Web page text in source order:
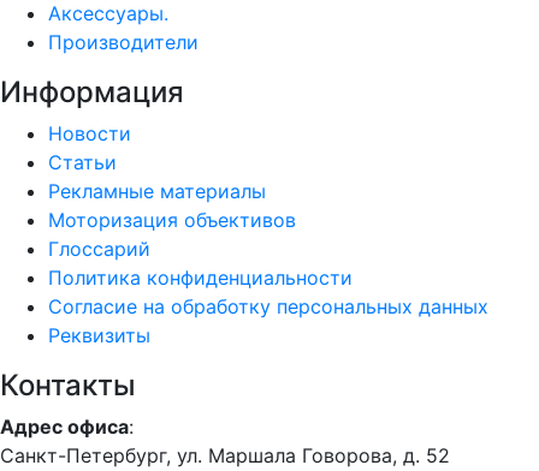
Аксессуары.
Производители
Информация
Новости
Статьи
Рекламные материалы
Моторизация объективов
Глоссарий
Политика конфиденциальности
Согласие на обработку персональных данных
Реквизиты
Контакты
Адрес офиса:
Санкт-Петербург, ул. Маршала Говорова, д. 52